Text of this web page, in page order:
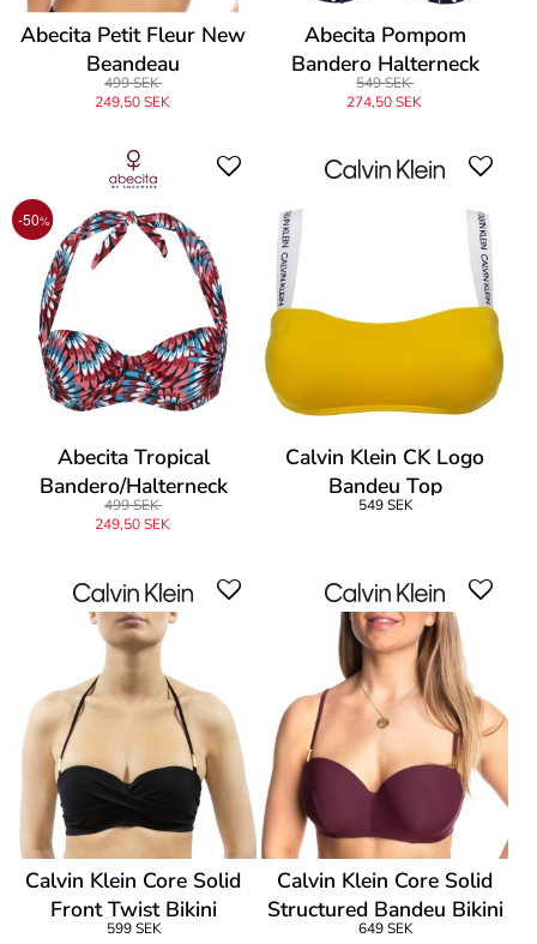
Abecita Petit Fleur New
Beandeau
499 SEK
249,50 SEK
Abecita Pompom
Bandero Halterneck
549 SEK
274,50 SEK
-50%
Abecita Tropical
Bandero/Halterneck
499 SEK
249,50 SEK
Calvin Klein CK Logo
Bandeu Top
549 SEK
Calvin Klein Core Solid
Front Twist Bikini
Bandeau
599 SEK
Calvin Klein Core Solid
Structured Bandeu Bikini
649 SEK